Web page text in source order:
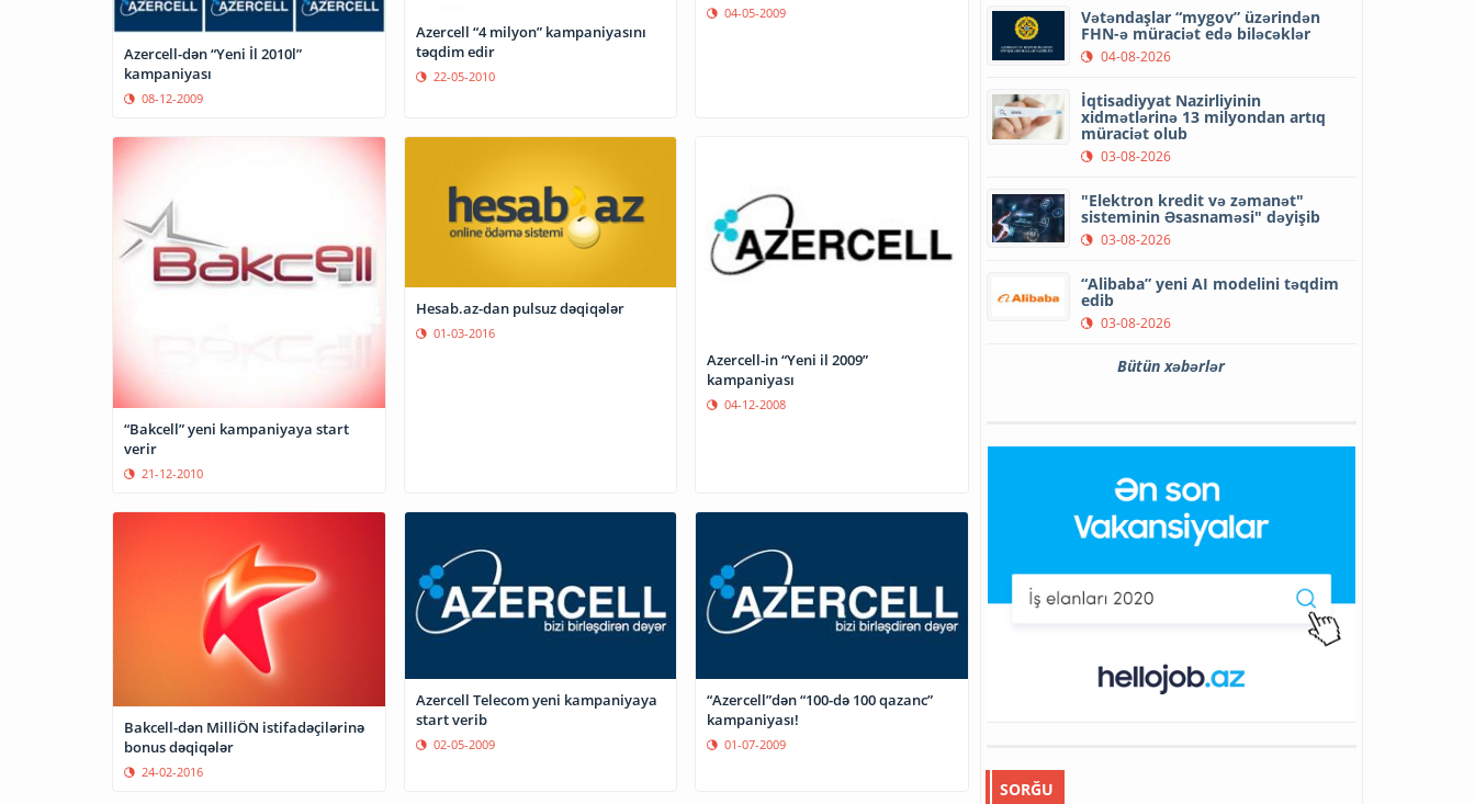
Azercell-dən “Yeni İl 2010l”
kampaniyası
08-12-2009
Azercell “4 milyon” kampaniyasını
təqdim edir
22-05-2010
04-05-2009
“Bakcell” yeni kampaniyaya start
verir
21-12-2010
Hesab.az-dan pulsuz dəqiqələr
01-03-2016
Azercell-in “Yeni il 2009”
kampaniyası
04-12-2008
Bakcell-dən MilliÖN istifadəçilərinə
bonus dəqiqələr
24-02-2016
Azercell Telecom yeni kampaniyaya
start verib
02-05-2009
“Azercell”dən “100-də 100 qazanc”
kampaniyası!
01-07-2009
Vətəndaşlar “mygov” üzərindən
FHN-ə müraciət edə biləcəklər
04-08-2026
İqtisadiyyat Nazirliyinin
xidmətlərinə 13 milyondan artıq
müraciət olub
03-08-2026
"Elektron kredit və zəmanət"
sisteminin Əsasnaməsi" dəyişib
03-08-2026
“Alibaba” yeni AI modelini təqdim
edib
03-08-2026
Bütün xəbərlər
SORĞU